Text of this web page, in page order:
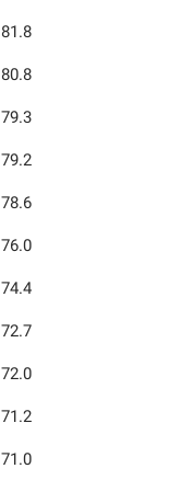
81.8
80.8
79.3
79.2
78.6
76.0
74.4
72.7
72.0
71.2
71.0